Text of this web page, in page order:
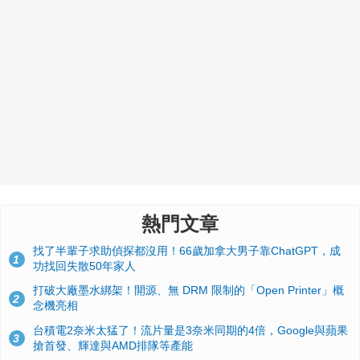
熱門文章
1
找了半輩子求助偵探都沒用！66歲加拿大男子靠ChatGPT，成
功找回失散50年家人
2
打破大廠墨水綁架！開源、無 DRM 限制的「Open Printer」概
念機亮相
3
台積電2奈米太猛了！流片量是3奈米同期的4倍，Google與蘋果
搶首發、輝達與AMD排隊等產能